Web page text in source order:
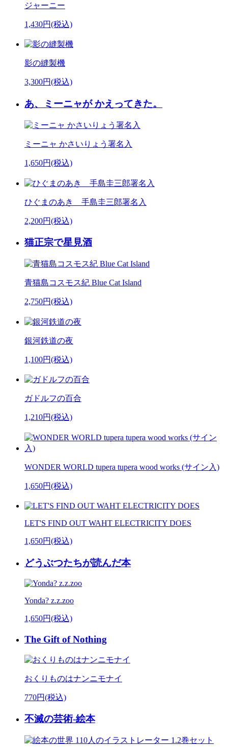
ジャーニー
1,430円(税込)
影の縫製機
3,300円(税込)
あ、ミーニャが かえってきた。
ミーニャ かさいりょう署名入
1,650円(税込)
ひぐまのあき 手島圭三郎署名入
2,200円(税込)
猫正宗で星見酒
青猫島コスモス紀 Blue Cat Island
2,750円(税込)
銀河鉄道の夜
1,100円(税込)
ガドルフの百合
1,210円(税込)
WONDER WORLD tupera tupera wood works (サイン入)
1,650円(税込)
LET'S FIND OUT WAHT ELECTRICITY DOES
1,650円(税込)
どうぶつたちが読んだ本
Yonda? z.z.zoo
1,650円(税込)
The Gift of Nothing
おくりものはナンニモナイ
770円(税込)
不滅の芸術-絵本